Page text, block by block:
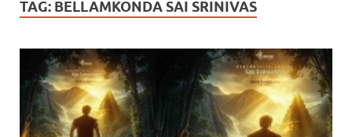
TAG: BELLAMKONDA SAI SRINIVAS